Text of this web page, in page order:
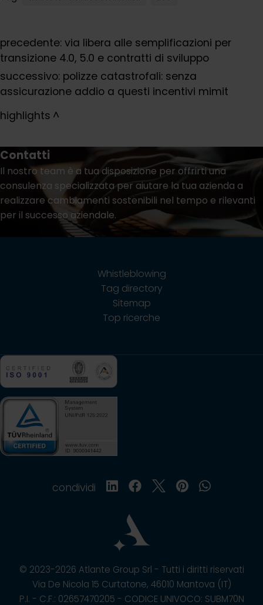
precedente: via libera alle semplificazioni per
transizione 4.0, 5.0 e contratti di sviluppo
successivo: polizze catastrofali: senza
assicurazione addio a questi incentivi mimit
highlights
Contatti
Il nostro team è a tua disposizione per offrirti una
consulenza specializzata per aiutare la tua azienda a
realizzare cambiamenti sostenibili nel tempo e rilevanti
per il successo aziendale.
Whistleblowing
Tag directory
Sitemap
Top ricerche
condividi
© 2023-2026 Atlante Group Srl - Tutti i diritti riservati
Via De Nicola 15 Curtatone, 46010 Mantova (IT)
P.I. - C.F.: 02657470205 - CODICE UNIVOCO: SUBM70N